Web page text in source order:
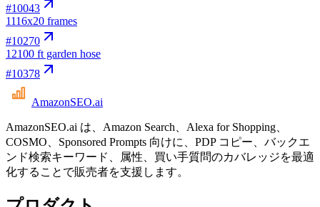
#10043
1116x20 frames
#10270
12100 ft garden hose
#10378
AmazonSEO.ai
AmazonSEO.ai は、Amazon Search、Alexa for Shopping、
COSMO、Sponsored Prompts 向けに、PDP コピー、バックエ
ンド検索キーワード、属性、買い手質問のカバレッジを最適
化することで販売者を支援します。